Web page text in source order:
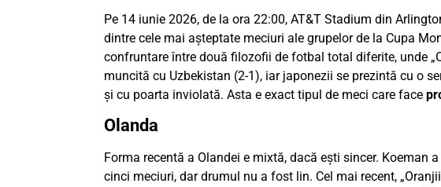
Pe 14 iunie 2026, de la ora 22:00, AT&T Stadium din
dintre cele mai așteptate meciuri ale grupelor de la Cupa
confruntare între două filozofii de fotbal total diferite, unde
muncită cu Uzbekistan (2-1), iar japonezii se prezintă cu o
și cu poarta inviolată. Asta e exact tipul de meci care face
Olanda
Forma recentă a Olandei e mixtă, dacă ești sincer. Koeman
cinci meciuri, dar drumul nu a fost lin. Cel mai recent,